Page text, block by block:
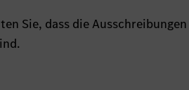
Sie, dass die